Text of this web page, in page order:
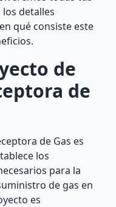
detalles
qué consiste este
de
de
de Gas es
los
para la
de gas en
es